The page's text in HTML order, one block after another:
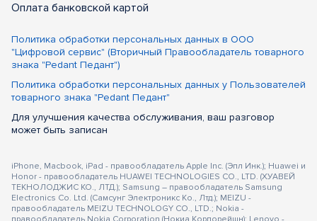
Оплата банковской картой
Политика обработки персональных данных в ООО
"Цифровой сервис" (Вторичный Правообладатель товарного
знака "Pedant Педант")
Политика обработки персональных данных у Пользователей
товарного знака "Pedant Педант"
Для улучшения качества обслуживания, ваш разговор
может быть записан
iPhone, Macbook, iPad - правообладатель Apple Inc. (Эпл Инк.); Huawei и
Honor - правообладатель HUAWEI TECHNOLOGIES CO., LTD. (ХУАВЕЙ
ТЕКНОЛОДЖИС КО., ЛТД.); Samsung – правообладатель Samsung
Electronics Co. Ltd. (Самсунг Электроникс Ко., Лтд.); MEIZU -
правообладатель MEIZU TECHNOLOGY CO., LTD.; Nokia -